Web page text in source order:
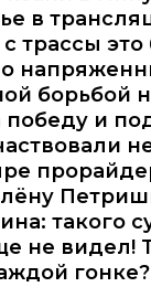
в
трассы
борьбой
победу и
такого
не видел!
гонке?